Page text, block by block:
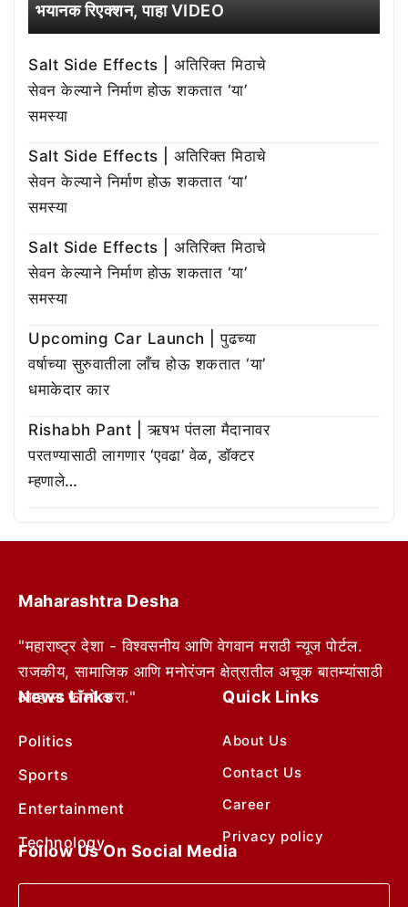
भयानक रिएक्शन, पाहा VIDEO
Salt Side Effects | अतिरिक्त मिठाचे
सेवन केल्याने निर्माण होऊ शकतात ‘या’
समस्या
Salt Side Effects | अतिरिक्त मिठाचे
सेवन केल्याने निर्माण होऊ शकतात ‘या’
समस्या
Salt Side Effects | अतिरिक्त मिठाचे
सेवन केल्याने निर्माण होऊ शकतात ‘या’
समस्या
Upcoming Car Launch | पुढच्या
वर्षाच्या सुरुवातीला लाँच होऊ शकतात ‘या’
धमाकेदार कार
Rishabh Pant | ऋषभ पंतला मैदानावर
परतण्यासाठी लागणार ‘एवढा’ वेळ, डॉक्टर
म्हणाले…
Maharashtra Desha
"महाराष्ट्र देशा - विश्वसनीय आणि वेगवान मराठी न्यूज पोर्टल.
राजकीय, सामाजिक आणि मनोरंजन क्षेत्रातील अचूक बातम्यांसाठी
आम्हाला फॉलो करा."
News Links
Politics
Sports
Entertainment
Technology
Quick Links
About Us
Contact Us
Career
Privacy policy
Follow Us On Social Media